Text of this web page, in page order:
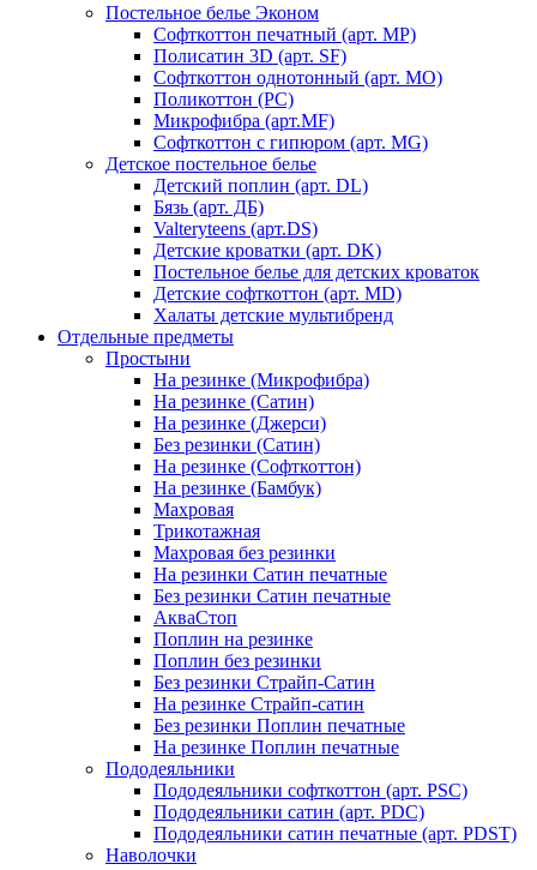
Постельное белье Эконом
Софткоттон печатный (арт. MР)
Полисатин 3D (арт. SF)
Софткоттон однотонный (арт. MO)
Поликоттон (PC)
Микрофибра (арт.MF)
Софткоттон с гипюром (арт. MG)
Детское постельное белье
Детский поплин (арт. DL)
Бязь (арт. ДБ)
Valteryteens (арт.DS)
Детские кроватки (арт. DK)
Постельное белье для детских кроваток
Детские софткоттон (арт. MD)
Халаты детские мультибренд
Отдельные предметы
Простыни
На резинке (Микрофибра)
На резинке (Сатин)
На резинке (Джерси)
Без резинки (Сатин)
На резинке (Софткоттон)
На резинке (Бамбук)
Махровая
Трикотажная
Махровая без резинки
На резинки Сатин печатные
Без резинки Сатин печатные
АкваСтоп
Поплин на резинке
Поплин без резинки
Без резинки Страйп-Сатин
На резинке Страйп-сатин
Без резинки Поплин печатные
На резинке Поплин печатные
Пододеяльники
Пододеяльники софткоттон (арт. PSC)
Пододеяльники сатин (арт. PDC)
Пододеяльники сатин печатные (арт. PDST)
Наволочки